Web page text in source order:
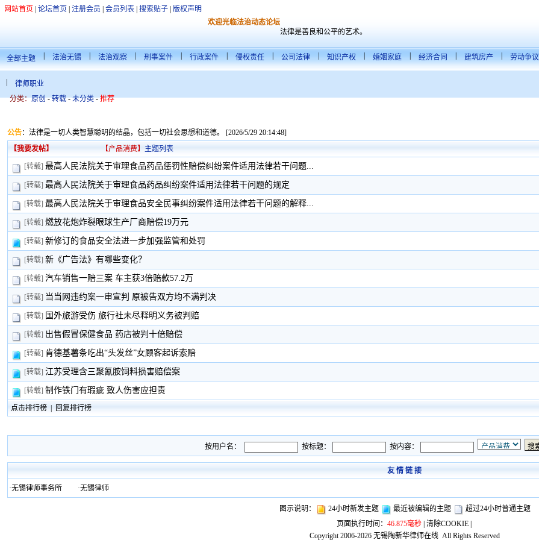
网站首页 论坛首页 注册会员 会员列表| 搜索贴子| 版权声明
欢迎光临法治动态论坛
法律是善良和公平的艺术。
全部主题 法治无锡 法治观察 刑事案件 行政案件 侵权责任 公司法律 知识产权 婚姻家庭 经济合同 建筑房产 劳动争议
律师职业
分类：原创-转载-未分类-推荐
公告： 法律是一切人类智慧聪明的结晶，包括一切社会思想和道德。 [2026/5/29 20:14:48]
【我要发帖】
【产品消费】 主题列表
[转载] 最高人民法院关于审理食品药品惩罚性赔偿纠纷案件适用法律若干问题...
[转载] 最高人民法院关于审理食品药品纠纷案件适用法律若干问题的规定
[转载] 最高人民法院关于审理食品安全民事纠纷案件适用法律若干问题的解释...
[转载] 燃放花炮炸裂眼球生产厂商赔偿19万元
[转载] 新修订的食品安全法进一步加强监管和处罚
[转载] 新《广告法》有哪些变化？
[转载] 汽车销售一赔三案 车主获3倍赔款57.2万
[转载] 当当网违约案一审宣判 原被告双方均不满判决
[转载] 国外旅游受伤 旅行社未尽释明义务被判赔
[转载] 出售假冒保健食品 药店被判十倍赔偿
[转载] 肯德基薯条吃出“头发丝”女顾客起诉索赔
[转载] 江苏受理含三聚氰胺饲料损害赔偿案
[转载] 制作铁门有瑕疵 致人伤害应担责
点击排行榜 回复排行榜
按用户名： 按标题： 按内容：
友 情 链 接
·无锡律师事务所 ·无锡律师
图示说明： 24小时新发主题 最近被编辑的主题
超过24小时普通主题
页面执行时间： 46.875毫秒| 清除COOKIE|
Copyright 2006-2026 无锡陶新华律师在线All Rights Reserved